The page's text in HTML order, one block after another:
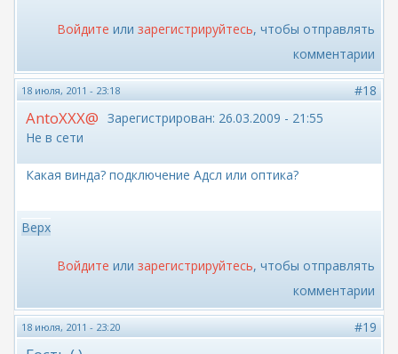
Войдите или зарегистрируйтесь, чтобы отправлять
комментарии
18 июля, 2011 - 23:18 #18
AntoXXX@
Не в сети
Зарегистрирован: 26.03.2009 - 21:55
Какая винда? подключение Адсл или оптика?
Верх
Войдите или зарегистрируйтесь, чтобы отправлять
комментарии
18 июля, 2011 - 23:20 #19